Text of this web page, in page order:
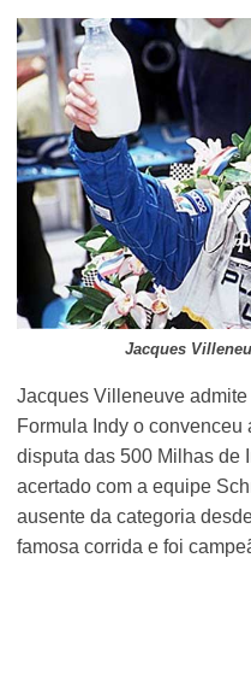
Jacques
Jacques Villeneuve
Formula Indy o convenceu
disputa das 500 Milhas de
acertado com a equipe
ausente da categoria
famosa corrida e foi